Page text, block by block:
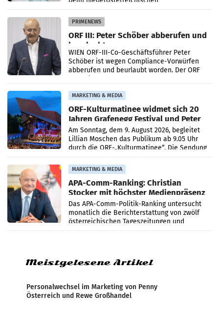
Getränkehersteller Vöslauer zu deutlichen
Absatzzuwächsen geführt. Während
PRIMENEWS
ORF III: Peter Schöber abberufen und
beurlaubt
WIEN ORF-III-Co-Geschäftsführer Peter
Schöber ist wegen Compliance-Vorwürfen
abberufen und beurlaubt worden. Der ORF
MARKETING & MEDIA
ORF-Kulturmatinee widmet sich 20
Jahren Grafenegg Festival und Peter
Simonischek
Am Sonntag, dem 9. August 2026, begleitet
Lillian Moschen das Publikum ab 9.05 Uhr
durch die ORF-„Kulturmatinee“. Die Sendung
startet mit der Dokumentation „20 Jahre
Grafenegg
MARKETING & MEDIA
APA-Comm-Ranking: Christian
Stocker mit höchster Medienpräsenz
im Juli
Das APA-Comm-Politik-Ranking untersucht
monatlich die Berichterstattung von zwölf
österreichischen Tageszeitungen und
analysiert, welche Politikerinnen und
Meistgelesene Artikel
Personalwechsel im Marketing von Penny
Österreich und Rewe Großhandel